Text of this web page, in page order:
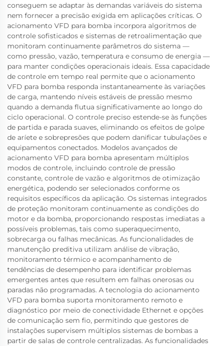
conseguem se adaptar às demandas variáveis do sistema
nem fornecer a precisão exigida em aplicações críticas. O
acionamento VFD para bomba incorpora algoritmos de
controle sofisticados e sistemas de retroalimentação que
monitoram continuamente parâmetros do sistema —
como pressão, vazão, temperatura e consumo de energia —
para manter condições operacionais ideais. Essa capacidade
de controle em tempo real permite que o acionamento
VFD para bomba responda instantaneamente às variações
de carga, mantendo níveis estáveis de pressão mesmo
quando a demanda flutua significativamente ao longo do
ciclo operacional. O controle preciso estende-se às funções
de partida e parada suaves, eliminando os efeitos de golpe
de aríete e sobrepresões que podem danificar tubulações e
equipamentos conectados. Modelos avançados de
acionamento VFD para bomba apresentam múltiplos
modos de controle, incluindo controle de pressão
constante, controle de vazão e algoritmos de otimização
energética, podendo ser selecionados conforme os
requisitos específicos da aplicação. Os sistemas integrados
de proteção monitoram continuamente as condições do
motor e da bomba, proporcionando respostas imediatas a
possíveis problemas, tais como superaquecimento,
sobrecarga ou falhas mecânicas. As funcionalidades de
manutenção preditiva utilizam análise de vibração,
monitoramento térmico e acompanhamento de
tendências de desempenho para identificar problemas
emergentes antes que resultem em falhas onerosas ou
paradas não programadas. A tecnologia do acionamento
VFD para bomba suporta monitoramento remoto e
diagnóstico por meio de conectividade Ethernet e opções
de comunicação sem fio, permitindo que gestores de
instalações supervisem múltiplos sistemas de bombas a
partir de salas de controle centralizadas. As funcionalidades